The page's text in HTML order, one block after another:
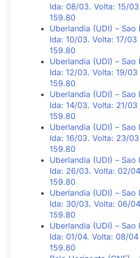
Ida: 08/03. Volta: 15/
159.80
Uberlandia (UDI) – Sao
Ida: 10/03. Volta: 17/03
159.80
Uberlandia (UDI) – Sao
Ida: 12/03. Volta: 19/03
159.80
Uberlandia (UDI) – Sao
Ida: 14/03. Volta: 21/03
159.80
Uberlandia (UDI) – Sao
Ida: 16/03. Volta: 23/
159.80
Uberlandia (UDI) – Sao
Ida: 26/03. Volta: 02/
159.80
Uberlandia (UDI) – Sao
Ida: 30/03. Volta: 06/
159.80
Uberlandia (UDI) – Sao
Ida: 01/04. Volta: 08/
159.80